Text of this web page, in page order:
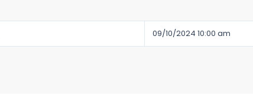
09/10/2024 10:00 am